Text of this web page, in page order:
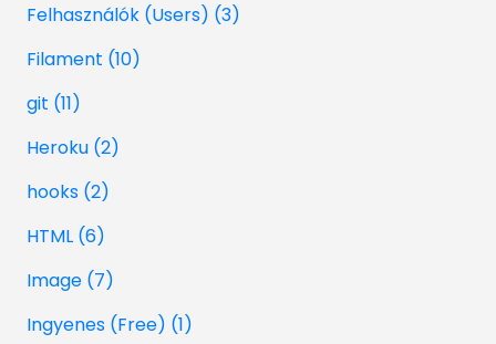
Felhasználók (Users) (3)
Filament (10)
git (11)
Heroku (2)
hooks (2)
HTML (6)
Image (7)
Ingyenes (Free) (1)